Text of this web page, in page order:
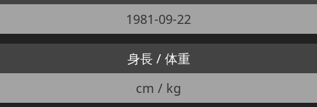
1981-09-22
身長 / 体重
cm / kg